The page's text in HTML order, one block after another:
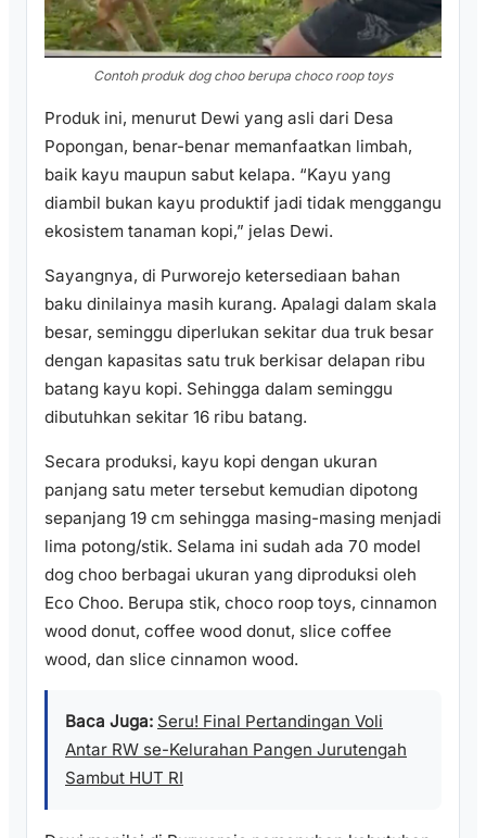
Contoh produk dog choo berupa choco roop toys
Produk ini, menurut Dewi yang asli dari Desa
Popongan, benar-benar memanfaatkan limbah,
baik kayu maupun sabut kelapa. “Kayu yang
diambil bukan kayu produktif jadi tidak menggangu
ekosistem tanaman kopi,” jelas Dewi.
Sayangnya, di Purworejo ketersediaan bahan
baku dinilainya masih kurang. Apalagi dalam skala
besar, seminggu diperlukan sekitar dua truk besar
dengan kapasitas satu truk berkisar delapan ribu
batang kayu kopi. Sehingga dalam seminggu
dibutuhkan sekitar 16 ribu batang.
Secara produksi, kayu kopi dengan ukuran
panjang satu meter tersebut kemudian dipotong
sepanjang 19 cm sehingga masing-masing menjadi
lima potong/stik. Selama ini sudah ada 70 model
dog choo berbagai ukuran yang diproduksi oleh
Eco Choo. Berupa stik, choco roop toys, cinnamon
wood donut, coffee wood donut, slice coffee
wood, dan slice cinnamon wood.
Baca Juga: Seru! Final Pertandingan Voli
Antar RW se-Kelurahan Pangen Jurutengah
Sambut HUT RI